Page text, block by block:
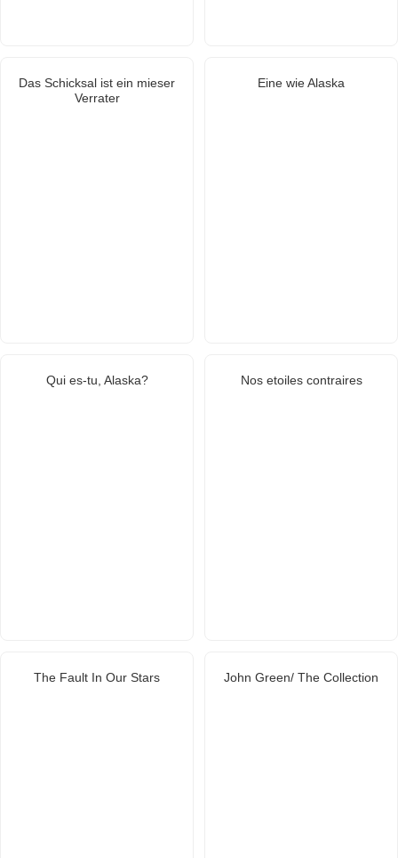
Das Schicksal ist ein mieser
Verrater
Eine wie Alaska
Qui es-tu, Alaska? Nos etoiles contraires
The Fault In Our Stars John Green/ The Collection